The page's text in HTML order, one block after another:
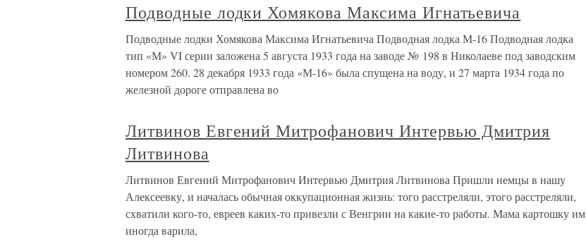
Подводные лодки Хомякова Максима Игнатьевича
Подводные лодки Хомякова Максима Игнатьевича Подводная лодка М-16 Подводная лодка
тип «М» VI серии заложена 5 августа 1933 года на заводе № 198 в Николаеве под заводским
номером 260. 28 декабря 1933 года «М-16» была спущена на воду, и 27 марта 1934 года по
железной дороге отправлена во
Литвинов Евгений Митрофанович Интервью Дмитрия
Литвинова
Литвинов Евгений Митрофанович Интервью Дмитрия Литвинова Пришли немцы в нашу
Алексеевку, и началась обычная оккупационная жизнь: того расстреляли, этого расстреляли,
схватили кого-то, евреев каких-то привезли с Венгрии на какие-то работы. Мама картошку им
иногда варила,